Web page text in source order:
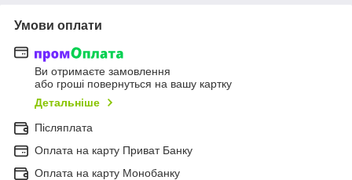
Умови оплати
Ви отримаєте замовлення
або гроші повернуться на вашу картку
Детальніше
Післяплата
Оплата на карту Приват Банку
Оплата на карту Монобанку